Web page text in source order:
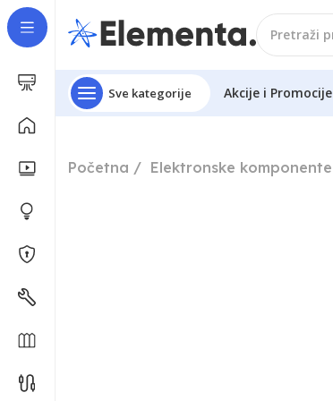
Sve kategorije Akcije i Promocije
Početna Elektronske komponente